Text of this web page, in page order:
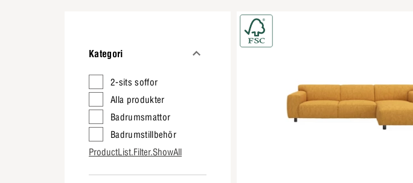
Kategori
2-sits soffor
Alla produkter
Badrumsmattor
Badrumstillbehör
ProductList.Filter.ShowAll